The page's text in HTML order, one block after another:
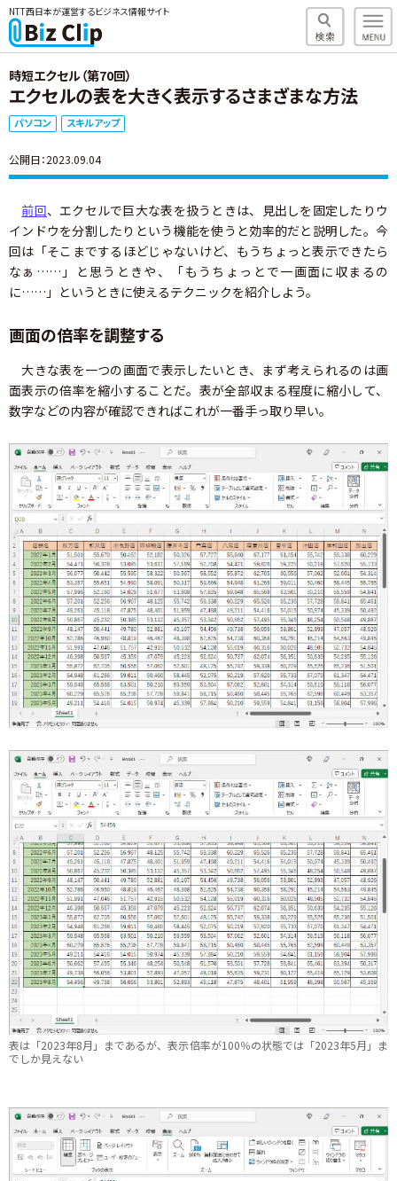
NTT西日本が運営するビジネス情報サイト
時短エクセル（第70回）
エクセルの表を大きく表示するさまざまな方法
パソコン スキルアップ
公開日：2023.09.04
前回、エクセルで巨大な表を扱うときは、見出しを固定したりウ
インドウを分割したりという機能を使うと効率的だと説明した。今
回は「そこまでするほどじゃないけど、もうちょっと表示できたら
なぁ……」と思うときや、「もうちょっとで一画面に収まるの
に……」というときに使えるテクニックを紹介しよう。
画面の倍率を調整する
大きな表を一つの画面で表示したいとき、まず考えられるのは画
面表示の倍率を縮小することだ。表が全部収まる程度に縮小して、
数字などの内容が確認できればこれが一番手っ取り早い。
表は「2023年8月」まであるが、表示倍率が100％の状態では「2023年5月」ま
でしか見えない